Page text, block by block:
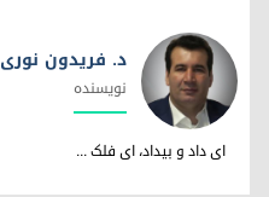
د. فریدون نوری
د. فریدون نوری
نویسندە
ای داد و بیداد، ای فلک ...